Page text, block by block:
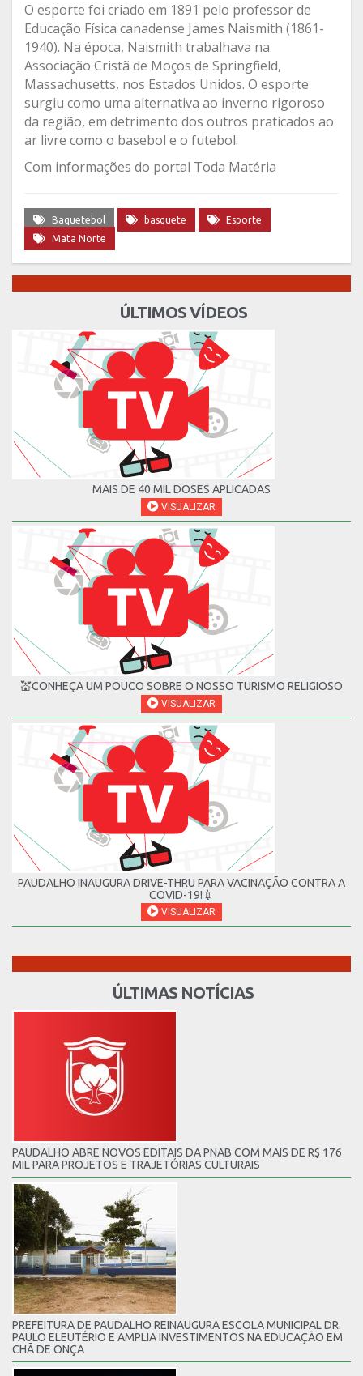
O esporte foi criado em 1891 pelo professor de
Educação Física canadense James Naismith (1861-
1940). Na época, Naismith trabalhava na
Associação Cristã de Moços de Springfield,
Massachusetts, nos Estados Unidos. O esporte
surgiu como uma alternativa ao inverno rigoroso
da região, em detrimento dos outros praticados ao
ar livre como o basebol e o futebol.
Com informações do portal Toda Matéria
Baquetebol basquete
Esporte
Mata Norte
ÚLTIMOS VÍDEOS
MAIS DE 40 MIL DOSES APLICADAS
VISUALIZAR
💒CONHEÇA UM POUCO SOBRE O NOSSO TURISMO RELIGIOSO
VISUALIZAR
PAUDALHO INAUGURA DRIVE-THRU PARA VACINAÇÃO CONTRA A
COVID-19!💉
VISUALIZAR
ÚLTIMAS NOTÍCIAS
PAUDALHO ABRE NOVOS EDITAIS DA PNAB COM MAIS DE R$ 176
MIL PARA PROJETOS E TRAJETÓRIAS CULTURAIS
PREFEITURA DE PAUDALHO REINAUGURA ESCOLA MUNICIPAL DR.
PAULO ELEUTÉRIO E AMPLIA INVESTIMENTOS NA EDUCAÇÃO EM
CHÃ DE ONÇA